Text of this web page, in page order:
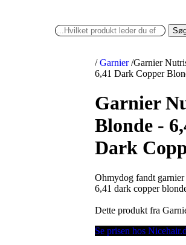
/ Garnier /Garnier
6,41 Dark Copper
Garnier
Blonde -
Dark
Ohmydog fandt
6,41 dark copper
Dette produkt fra
Se prisen hos